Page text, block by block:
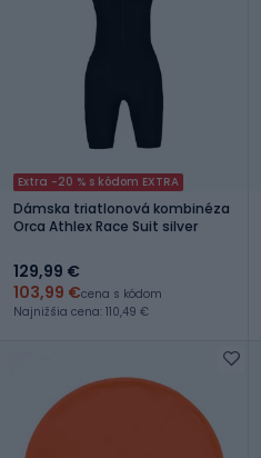
Extra -20 % s kódom EXTRA
Dámska triatlonová kombinéza
Orca Athlex Race Suit silver
129,99 €
103,99 €cena s kódom
Najnižšia cena: 110,49 €